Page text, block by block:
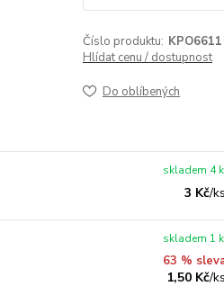
Číslo produktu: KPO6611
Hlídat cenu / dostupnost
Do oblíbených
3 Kč/ks
skladem 4
63 %
1,50 Kč/ks
skladem 1